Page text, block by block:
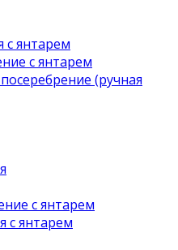
с янтарем
с янтарем
(ручная
с янтарем
с янтарем